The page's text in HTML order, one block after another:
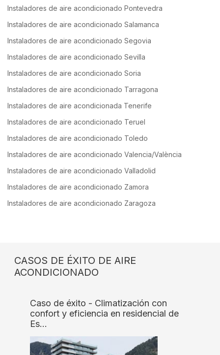
Instaladores de aire acondicionado Pontevedra
Instaladores de aire acondicionado Salamanca
Instaladores de aire acondicionado Segovia
Instaladores de aire acondicionado Sevilla
Instaladores de aire acondicionado Soria
Instaladores de aire acondicionado Tarragona
Instaladores de aire acondicionada Tenerife
Instaladores de aire acondicionado Teruel
Instaladores de aire acondicionado Toledo
Instaladores de aire acondicionado Valencia/València
Instaladores de aire acondicionado Valladolid
Instaladores de aire acondicionado Zamora
Instaladores de aire acondicionado Zaragoza
CASOS DE ÉXITO DE AIRE
ACONDICIONADO
Caso de éxito - Climatización con
confort y eficiencia en residencial de
Es…